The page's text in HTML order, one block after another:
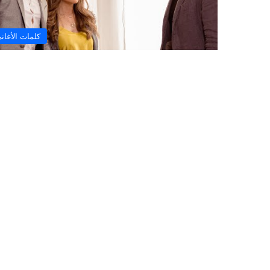
كلمات